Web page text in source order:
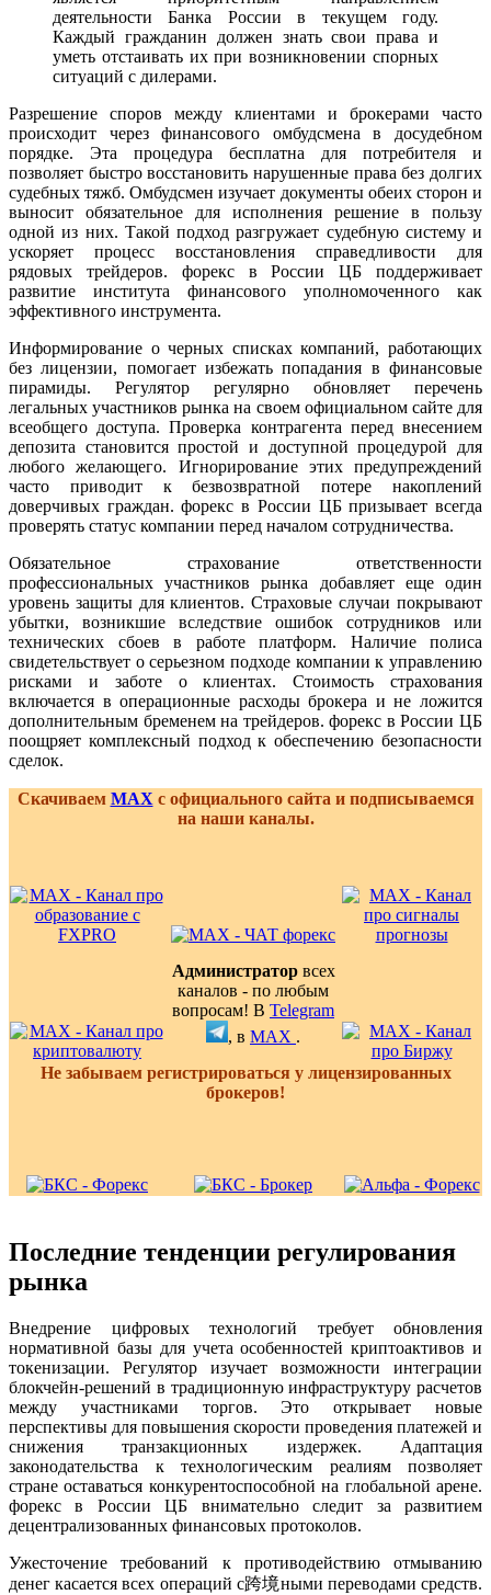
деятельности Банка России в текущем году.
Каждый гражданин должен знать свои права и
уметь отстаивать их при возникновении спорных
ситуаций с дилерами.
Разрешение споров между клиентами и брокерами часто
происходит через финансового омбудсмена в досудебном
порядке. Эта процедура бесплатна для потребителя и
позволяет быстро восстановить нарушенные права без долгих
судебных тяжб. Омбудсмен изучает документы обеих сторон и
выносит обязательное для исполнения решение в пользу
одной из них. Такой подход разгружает судебную систему и
ускоряет процесс восстановления справедливости для
рядовых трейдеров. форекс в России ЦБ поддерживает
развитие института финансового уполномоченного как
эффективного инструмента.
Информирование о черных списках компаний, работающих
без лицензии, помогает избежать попадания в финансовые
пирамиды. Регулятор регулярно обновляет перечень
легальных участников рынка на своем официальном сайте для
всеобщего доступа. Проверка контрагента перед внесением
депозита становится простой и доступной процедурой для
любого желающего. Игнорирование этих предупреждений
часто приводит к безвозвратной потере накоплений
доверчивых граждан. форекс в России ЦБ призывает всегда
проверять статус компании перед началом сотрудничества.
Обязательное страхование ответственности
профессиональных участников рынка добавляет еще один
уровень защиты для клиентов. Страховые случаи покрывают
убытки, возникшие вследствие ошибок сотрудников или
технических сбоев в работе платформ. Наличие полиса
свидетельствует о серьезном подходе компании к управлению
рисками и заботе о клиентах. Стоимость страхования
включается в операционные расходы брокера и не ложится
дополнительным бременем на трейдеров. форекс в России ЦБ
поощряет комплексный подход к обеспечению безопасности
сделок.
Скачиваем MAX с официального сайта и подписываемся
на наши каналы.
Администраторвсех
каналов - по любым
вопросам! В Telegram
, в MAX .
Не забываем регистрироваться у лицензированных
брокеров!
Последние тенденции регулирования
рынка
Внедрение цифровых технологий требует обновления
нормативной базы для учета особенностей криптоактивов и
токенизации. Регулятор изучает возможности интеграции
блокчейн-решений в традиционную инфраструктуру расчетов
между участниками торгов. Это открывает новые
перспективы для повышения скорости проведения платежей и
снижения транзакционных издержек. Адаптация
законодательства к технологическим реалиям позволяет
стране оставаться конкурентоспособной на глобальной арене.
форекс в России ЦБ внимательно следит за развитием
децентрализованных финансовых протоколов.
Ужесточение требований к противодействию отмыванию
денег касается всех операций с跨境ными переводами средств.